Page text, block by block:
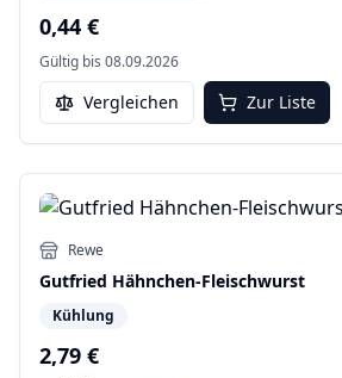
0,44 €
Gültig bis 08.09.2026
Vergleichen Zur Liste
Rewe
Gutfried Hähnchen-Fleischwurst
Kühlung
2,79 €